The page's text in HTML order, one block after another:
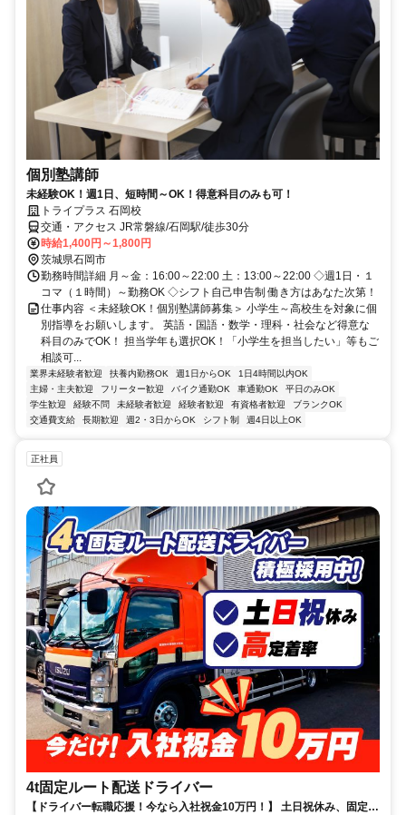
個別塾講師
未経験OK！週1日、短時間～OK！得意科目のみも可！
トライプラス 石岡校
交通・アクセス JR常磐線/石岡駅/徒歩30分
時給1,400円～1,800円
茨城県石岡市
勤務時間詳細 月～金：16:00～22:00 土：13:00～22:00 ◇週1日・１
コマ（１時間）～勤務OK ◇シフト自己申告制 働き方はあなた次第！
仕事内容 ＜未経験OK！個別塾講師募集＞ 小学生～高校生を対象に個
別指導をお願いします。 英語・国語・数学・理科・社会など得意な
科目のみでOK！ 担当学年も選択OK！「小学生を担当したい」等もご
相談可...
業界未経験者歓迎 扶養内勤務OK 週1日からOK
1日4時間以内OK
主婦・主夫歓迎
フリーター歓迎 バイク通勤OK 車通勤OK
平日のみOK
学生歓迎
経験不問 未経験者歓迎 経験者歓迎 有資格者歓迎
ブランクOK
交通費支給
長期歓迎 週2・3日からOK シフト制 週4日以上OK
正社員
4t固定ルート配送ドライバー
【ドライバー転職応援！今なら入社祝金10万円！】 土日祝休み、固定ル